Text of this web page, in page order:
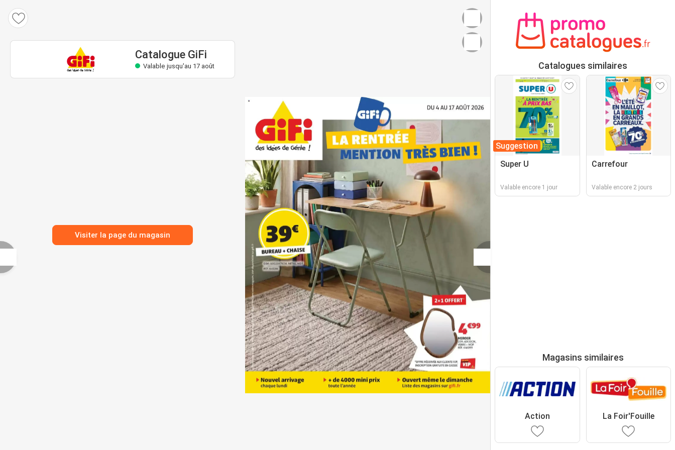
Catalogue GiFi
Valable jusqu'au 17 août
Visiter la page du magasin
Catalogues similaires
Suggestion
Super U
Valable encore 1 jour
Carrefour
Valable encore 2 jours
Magasins similaires
Action La Foir'Fouille